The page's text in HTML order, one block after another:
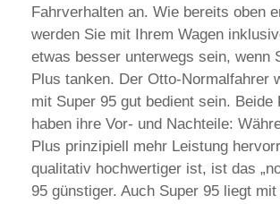
Fahrverhalten an. Wie bereits oben
werden Sie mit Ihrem Wagen
etwas besser unterwegs sein, wenn
Plus tanken. Der Otto-Normalfahrer
mit Super 95 gut bedient sein. Beide
haben ihre Vor- und Nachteile:
Plus prinzipiell mehr Leistung
qualitativ hochwertiger ist, ist das
95 günstiger. Auch Super 95 liegt